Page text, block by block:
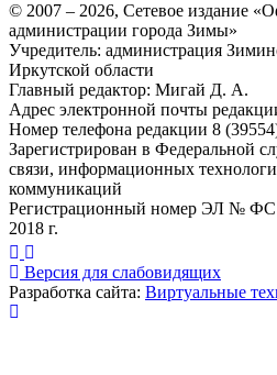
© 2007 – 2026, Сетевое издание
администрации города Зимы»
Учредитель: администрация
Иркутской области
Главный редактор: Мигай Д. А.
Адрес электронной почты
Номер телефона редакции 8
Зарегистрирован в Федеральной
связи, информационных
коммуникаций
Регистрационный номер ЭЛ № ФС
2018 г.
Версия для слабовидящих
Разработка сайта: Виртуальные